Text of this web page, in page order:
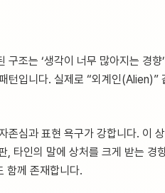
조는 ‘생각이 너무 많아지는 경
턴입니다. 실제로 “외계인
심과 표현 욕구가 강합니다. 이
, 타인의 말에 상처를 크게 받는 경
함께 존재합니다.